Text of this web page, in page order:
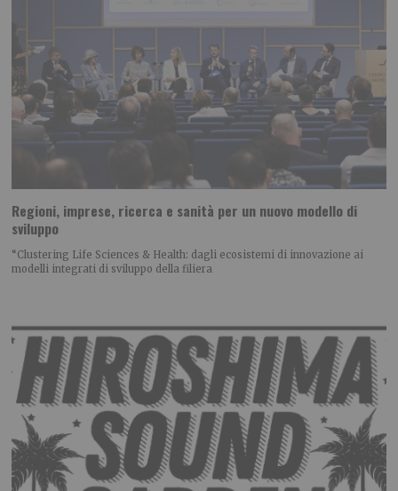
Regioni, imprese, ricerca e sanità per un nuovo modello di
sviluppo
“Clustering Life Sciences & Health: dagli ecosistemi di innovazione ai
modelli integrati di sviluppo della filiera